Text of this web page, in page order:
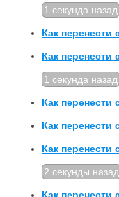
1 секунда назад
Как
Как перенести
1 секунда назад
Как перенести
Как
Как перенести
2 секунды назад
Как перенести